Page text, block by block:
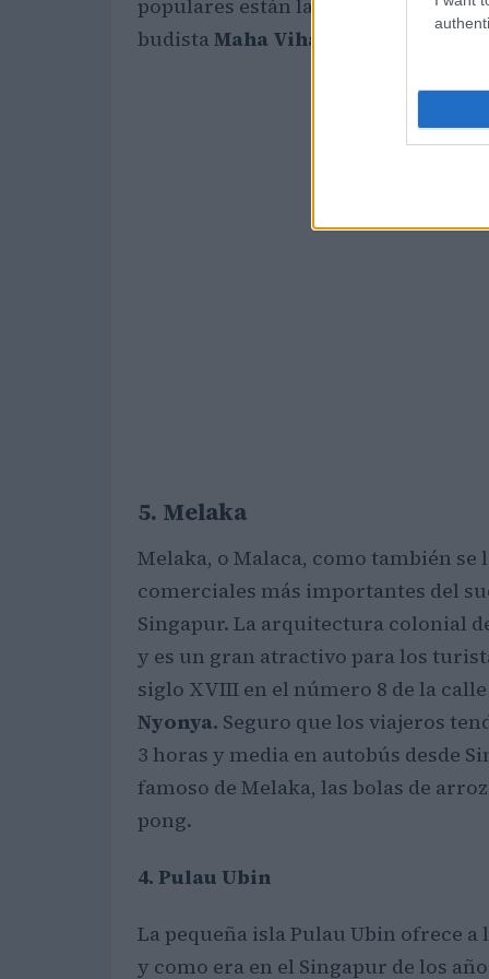
populares están la
Gran Mezquita
budistaMaha Vihara Duta Maitreya
5. Melaka
Melaka, o Malaca, como también se
comerciales más importantes del
Singapur. La arquitectura colonial
y es un gran atractivo para los
siglo XVIII en el número 8 de la
Nyonya. Seguro que los viajeros
3 horas y media en autobús desde
famoso de Melaka, las bolas de
pong.
4. Pulau Ubin
La pequeña isla Pulau Ubin ofrece
y como era en el Singapur de los